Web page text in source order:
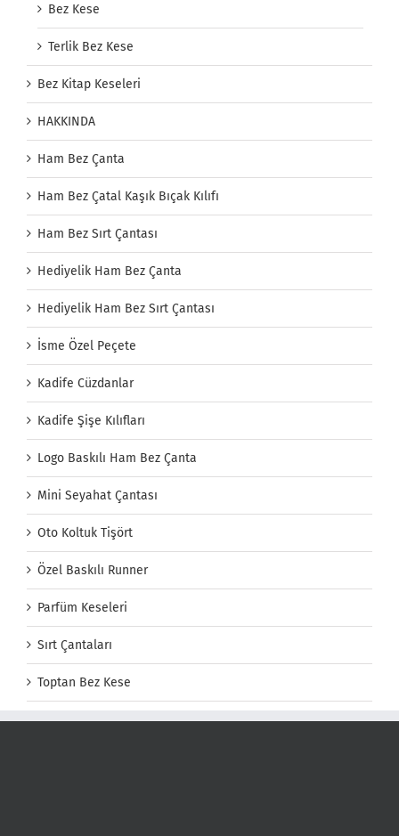
Bez Kese
Terlik Bez Kese
Bez Kitap Keseleri
HAKKINDA
Ham Bez Çanta
Ham Bez Çatal Kaşık Bıçak Kılıfı
Ham Bez Sırt Çantası
Hediyelik Ham Bez Çanta
Hediyelik Ham Bez Sırt Çantası
İsme Özel Peçete
Kadife Cüzdanlar
Kadife Şişe Kılıfları
Logo Baskılı Ham Bez Çanta
Mini Seyahat Çantası
Oto Koltuk Tişört
Özel Baskılı Runner
Parfüm Keseleri
Sırt Çantaları
Toptan Bez Kese